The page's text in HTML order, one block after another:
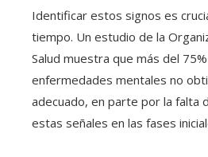
Identificar estos signos es
tiempo. Un estudio de la
Salud muestra que más del
enfermedades mentales no
adecuado, en parte por la falta
estas señales en las fases